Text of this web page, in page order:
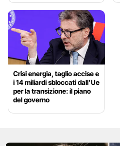
Crisi energia, taglio accise e
i 14 miliardi sbloccati dall’Ue
per la transizione: il piano
del governo